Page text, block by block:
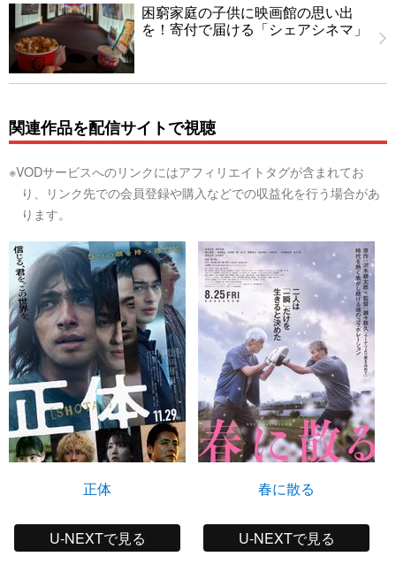
困窮家庭の子供に映画館の思い出
を！寄付で届ける「シェアシネマ」
関連作品を配信サイトで視聴
※VODサービスへのリンクにはアフィリエイトタグが含まれてお
り、リンク先での会員登録や購入などでの収益化を行う場合があ
ります。
正体
U-NEXTで見る
春に散る
U-NEXTで見る